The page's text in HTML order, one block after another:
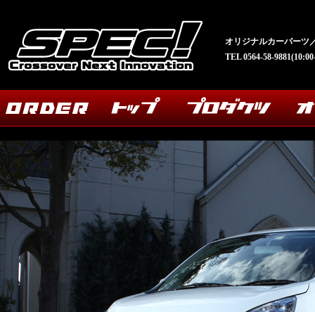
オリジナルカーパーツ
TEL 0564-58-